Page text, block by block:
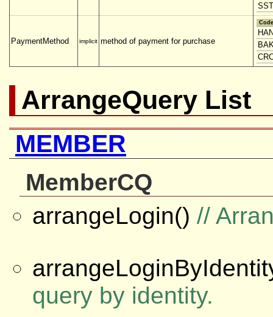
SST
PaymentMethod implicit method of payment for purchase
Code
ArrangeQuery List
MEMBER
MemberCQ
arrangeLogin()//
query by identity.